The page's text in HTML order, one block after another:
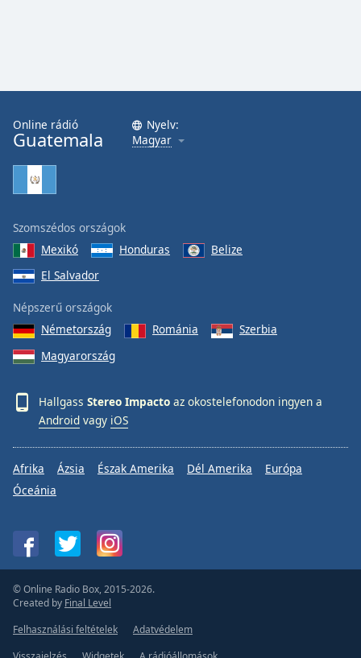
Online rádió
Guatemala
Nyelv:
Magyar
Szomszédos országok
Mexikó
Honduras
Belize
El Salvador
Népszerű országok
Németország
Románia
Szerbia
Magyarország
Hallgass Stereo Impacto az okostelefonodon ingyen a
Android vagy iOS
Afrika Ázsia Észak Amerika Dél Amerika
Európa
Óceánia
© Online Radio Box, 2015-2026.
Created by Final Level
Felhasználási feltételek
Adatvédelem